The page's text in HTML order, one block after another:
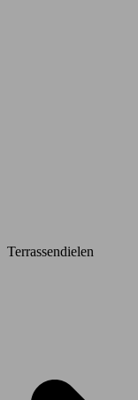
Terrassendielen